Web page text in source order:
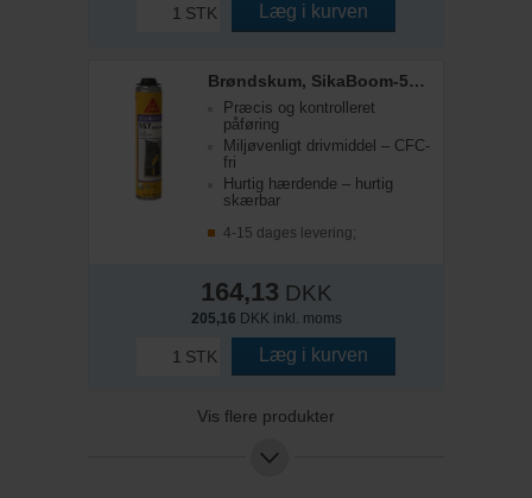
STK Læg i kurven
Brøndskum, SikaBoom-557, All Season, 750 ml
Præcis og kontrolleret
påføring
Miljøvenligt drivmiddel – CFC-
fri
Hurtig hærdende – hurtig
skærbar
4-15 dages levering;
164,13 DKK
205,16 DKK inkl. moms
STK Læg i kurven
Vis flere produkter